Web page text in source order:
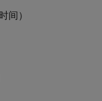
间）